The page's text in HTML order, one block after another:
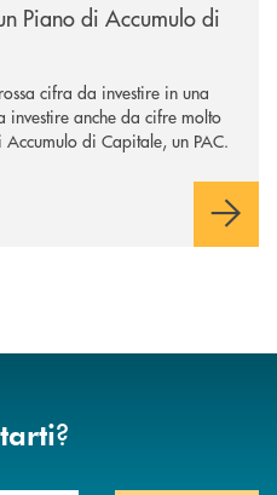
Piano di Accumulo di
cifra da investire in una
anche da cifre molto
di Capitale, un PAC.
?